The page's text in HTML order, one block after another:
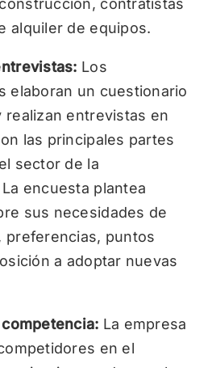
alquiler de equipos.
Los
elaboran un cuestionario
realizan entrevistas en
las principales partes
sector de la
encuesta plantea
sus necesidades de
preferencias, puntos
a adoptar nuevas
La empresa
en el